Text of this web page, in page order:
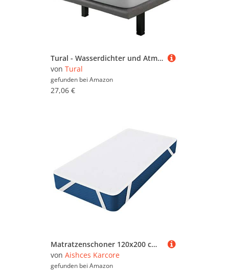
Tural - Wasserdichter und Atmungsaktiver Molton-Matratzen-Auflage. Gewebe aus 100% Baumwolle. Größe 180x190/200cm - Matratzenschoner
von Tural
gefunden bei Amazon
27,06 €
Matratzenschoner 120x200 cm Molton - Aus 100% Baumwolle, Atmungsaktive, Bequem Matratzenauflage
von Aishces Karcore
gefunden bei Amazon